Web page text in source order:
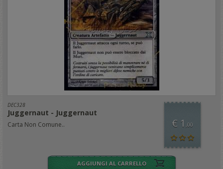
DEC328
Juggernaut - Juggernaut
Carta Non Comune.. € 1 ,00
AGGIUNGI AL CARRELLO